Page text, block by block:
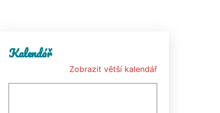
Kalendář
Zobrazit větší kalendář